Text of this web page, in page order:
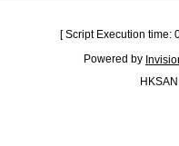
[ Script Execution
Powered by